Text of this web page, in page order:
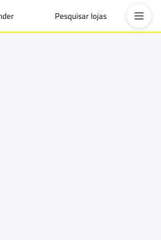
Pesquisar lojas